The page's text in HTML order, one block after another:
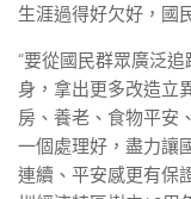
生涯過得好欠好，國
“要從國民群眾廣泛
身，拿出更多改造立
房、養老、食物平安
一個處理好，盡力讓
連續、平安感更有保